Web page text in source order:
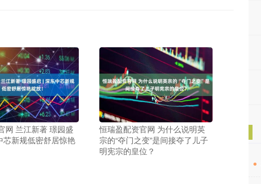
网 兰江新著 璟园盛
芯新规低密舒居惊艳
​恒瑞盈配资官网 为什么说明英
宗的“夺门之变”是间接夺了儿子
明宪宗的皇位？